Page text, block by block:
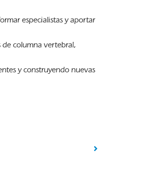
especialistas y aportar
columna vertebral,
y construyendo nuevas